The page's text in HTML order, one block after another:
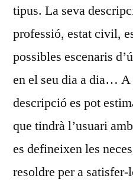
tipus. La seva
professió, estat civil,
possibles escenaris
en el seu dia a dia… A
descripció es pot
que tindrà l’usuari
es defineixen les
resoldre per a